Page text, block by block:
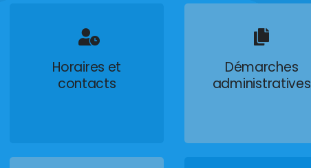
Horaires et
contacts
Démarches
administratives